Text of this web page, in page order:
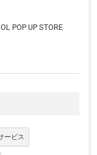
POP UP STORE
ービス